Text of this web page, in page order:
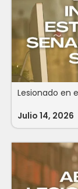
Lesionado en
Julio 14, 2026